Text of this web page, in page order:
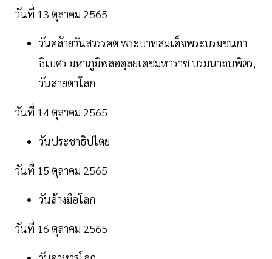
วันที่ 13 ตุลาคม 2565
วันคล้ายวันสวรรคต พระบาทสมเด็จพระบรมชนกา
ธิเบศร มหาภูมิพลอดุลยเดชมหาราช บรมนาถบพิตร,
วันสายตาโลก
วันที่ 14 ตุลาคม 2565
วันประชาธิปไตย
วันที่ 15 ตุลาคม 2565
วันล้างมือโลก
วันที่ 16 ตุลาคม 2565